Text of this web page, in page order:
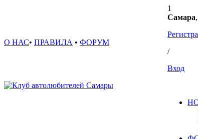
О НАС• ПРАВИЛА • ФОРУМ
1
Самара
/
Вход